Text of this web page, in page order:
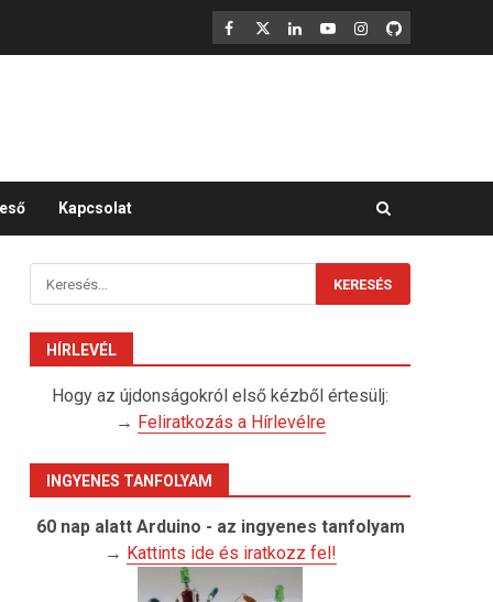
F X LinkedIn
YouTubeInstagram
GitHub
Kapcsolat
Keresés:
HÍRLEVÉL
Hogy az újdonságokról első kézből értesülj:
→ Feliratkozás a Hírlevélre
INGYENES TANFOLYAM
60 nap alatt Arduino - az ingyenes tanfolyam
→ Kattints ide és iratkozz fel!